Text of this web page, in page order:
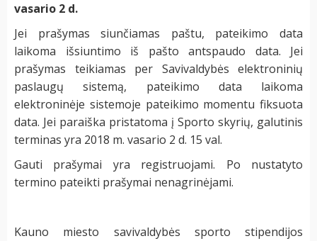
vasario 2 d.
Jei prašymas siunčiamas paštu, pateikimo data
laikoma išsiuntimo iš pašto antspaudo data. Jei
prašymas teikiamas per Savivaldybės elektroninių
paslaugų sistemą, pateikimo data laikoma
elektroninėje sistemoje pateikimo momentu fiksuota
data. Jei paraiška pristatoma į Sporto skyrių, galutinis
terminas yra 2018 m. vasario 2 d. 15 val.
Gauti prašymai yra registruojami. Po nustatyto
termino pateikti prašymai nenagrinėjami.
Kauno miesto savivaldybės sporto stipendijos